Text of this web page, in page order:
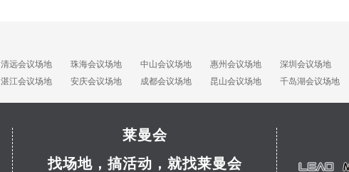
清远会议场地 珠海会议场地 中山会议场地 惠州会议场地 深圳会议场地
湛江会议场地 安庆会议场地 成都会议场地 昆山会议场地 千岛湖会议场地
莱曼会
找场地，搞活动，就找莱曼会